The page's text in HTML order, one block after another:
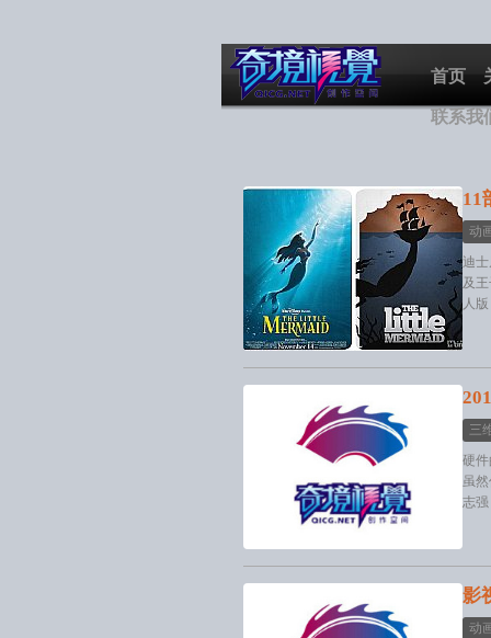
首页
联系我
11
动
迪
及
人
三
硬
虽
志强
影
动